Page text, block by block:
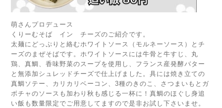
萌さんプロデュース
くりーむそば イン チーズのご紹介です。
太麺にどっぷりと絡むホワイトソース（モルネーソース）とチ
ーズのまぜそばです。ホワイトソースには牛骨と牛すじ、丸
鶏、真鯛、香味野菜のスープを使用し、フランス産発酵バター
と無添加シュレッドチーズで仕上げました。具には焼き立ての
真鯛ソテー、カリカリベーコン、3種のきのこ、さつまいもとガ
ボチャのソースも加わり秋も感じる一杯に！真鯛のほぐし身追
い飯も数量限定でご用意してますので是非お試し下さいませ。